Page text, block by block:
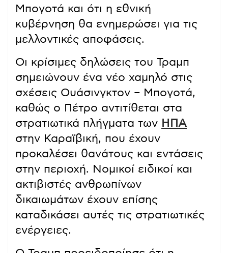
Μπογοτά και ότι η εθνική
κυβέρνηση θα ενημερώσει για τις
μελλοντικές αποφάσεις.
Οι κρίσιμες δηλώσεις του Τραμπ
σημειώνουν ένα νέο χαμηλό στις
σχέσεις Ουάσινγκτον – Μπογοτά,
καθώς ο Πέτρο αντιτίθεται στα
στρατιωτικά πλήγματα των ΗΠΑ
στην Καραϊβική, που έχουν
προκαλέσει θανάτους και εντάσεις
στην περιοχή. Νομικοί ειδικοί και
ακτιβιστές ανθρωπίνων
δικαιωμάτων έχουν επίσης
καταδικάσει αυτές τις στρατιωτικές
ενέργειες.